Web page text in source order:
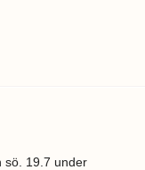
sö. 19.7 under